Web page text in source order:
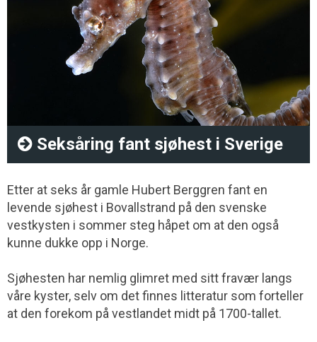
Seksåring fant sjøhest i Sverige
Etter at seks år gamle Hubert Berggren fant en
levende sjøhest i Bovallstrand på den svenske
vestkysten i sommer steg håpet om at den også
kunne dukke opp i Norge.
Sjøhesten har nemlig glimret med sitt fravær langs
våre kyster, selv om det finnes litteratur som forteller
at den forekom på vestlandet midt på 1700-tallet.